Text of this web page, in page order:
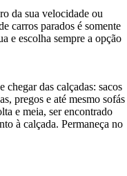
da sua velocidade ou
carros parados é somente
e escolha sempre a opção
chegar das calçadas: sacos
pregos e até mesmo sofás
e meia, ser encontrado
à calçada. Permaneça no